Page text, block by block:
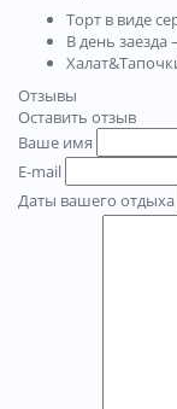
Торт в виде
В день
Отзывы
Оставить отзыв
Ваше имя
E-mail
Даты вашего отдыха